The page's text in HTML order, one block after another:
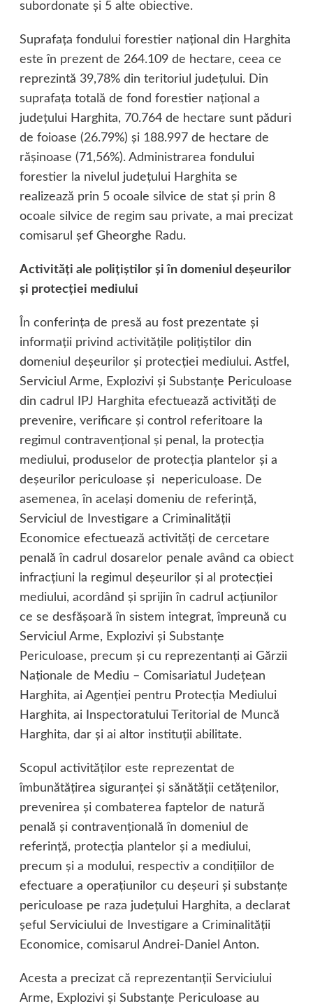
subordonate şi 5 alte obiective.
Suprafaţa fondului forestier naţional din Harghita
este în prezent de 264.109 de hectare, ceea ce
reprezintă 39,78% din teritoriul judeţului. Din
suprafaţa totală de fond forestier naţional a
judeţului Harghita, 70.764 de hectare sunt păduri
de foioase (26.79%) şi 188.997 de hectare de
răşinoase (71,56%). Administrarea fondului
forestier la nivelul judeţului Harghita se
realizează prin 5 ocoale silvice de stat şi prin 8
ocoale silvice de regim sau private, a mai precizat
comisarul şef Gheorghe Radu.
Activităţi ale poliţiştilor şi în domeniul deşeurilor
şi protecţiei mediului
În conferinţa de presă au fost prezentate şi
informaţii privind activităţile poliţiştilor din
domeniul deşeurilor şi protecţiei mediului. Astfel,
Serviciul Arme, Explozivi şi Substanţe Periculoase
din cadrul IPJ Harghita efectuează activităţi de
prevenire, verificare şi control referitoare la
regimul contravenţional şi penal, la protecţia
mediului, produselor de protecţia plantelor şi a
deşeurilor periculoase şi nepericuloase. De
asemenea, în acelaşi domeniu de referinţă,
Serviciul de Investigare a Criminalităţii
Economice efectuează activităţi de cercetare
penală în cadrul dosarelor penale având ca obiect
infracţiuni la regimul deşeurilor şi al protecţiei
mediului, acordând şi sprijin în cadrul acţiunilor
ce se desfăşoară în sistem integrat, împreună cu
Serviciul Arme, Explozivi şi Substanţe
Periculoase, precum şi cu reprezentanţi ai Gărzii
Naţionale de Mediu – Comisariatul Judeţean
Harghita, ai Agenţiei pentru Protecţia Mediului
Harghita, ai Inspectoratului Teritorial de Muncă
Harghita, dar şi ai altor instituţii abilitate.
Scopul activităţilor este reprezentat de
îmbunătăţirea siguranţei şi sănătăţii cetăţenilor,
prevenirea şi combaterea faptelor de natură
penală şi contravenţională în domeniul de
referinţă, protecţia plantelor şi a mediului,
precum şi a modului, respectiv a condiţiilor de
efectuare a operaţiunilor cu deşeuri şi substanţe
periculoase pe raza judeţului Harghita, a declarat
şeful Serviciului de Investigare a Criminalităţii
Economice, comisarul Andrei-Daniel Anton.
Acesta a precizat că reprezentanţii Serviciului
Arme, Explozivi şi Substanţe Periculoase au